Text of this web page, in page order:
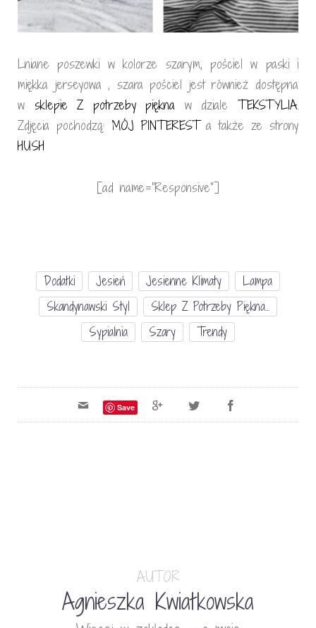
Lniane poszewki w kolorze szarym, pościel w paski i
miękka jerseyowa , szara pościel jest również dostępna
w sklepie Z potrzeby piękna w dzialeTEKSTYLIA.
Zdjęcia pochodzą: MÓJ PINTERESTa także ze strony
HUSH
[ad name=”Responsive”]
Dodatki Jesień Jesienne Klimaty
Lampa
Skandynawski Styl
Sklep Z Potrzeby Piękna...
Sypialnia
Szary Trendy
Save
AUTOR
Agnieszka Kwiatkowska